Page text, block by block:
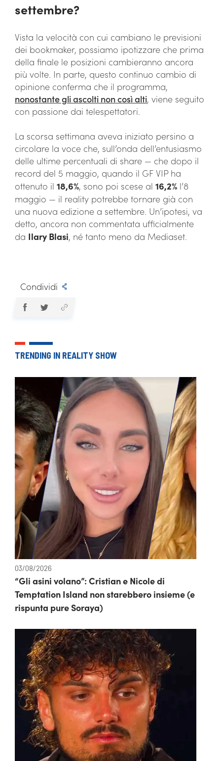
settembre?
Vista la velocità con cui cambiano le previsioni
dei bookmaker, possiamo ipotizzare che prima
della finale le posizioni cambieranno ancora
più volte. In parte, questo continuo cambio di
opinione conferma che il programma,
nonostante gli ascolti non così alti, viene seguito
con passione dai telespettatori.
La scorsa settimana aveva iniziato persino a
circolare la voce che, sull’onda dell’entusiasmo
delle ultime percentuali di share — che dopo il
record del 5 maggio, quando il GF VIP ha
ottenuto il 18,6%, sono poi scese al 16,2% l’8
maggio — il reality potrebbe tornare già con
una nuova edizione a settembre. Un’ipotesi, va
detto, ancora non commentata ufficialmente
da Ilary Blasi, né tanto meno da Mediaset.
Condividi
TRENDING IN REALITY SHOW
03/08/2026
“Gli asini volano”: Cristian e Nicole di
Temptation Island non starebbero insieme (e
rispunta pure Soraya)